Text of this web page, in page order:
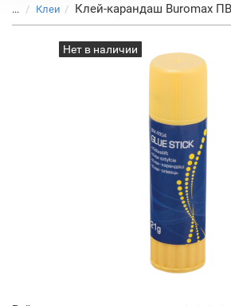
... Клеи Клей-карандаш Buromax
Нет в наличии